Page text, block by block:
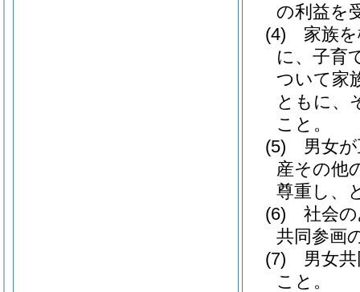
の利益を
(4)
家族
に、子育
ついて家
ともに、
こと。
(5)
男女
産その他
尊重し、
(6)
社会
共同参画
(7)
男女
こと。